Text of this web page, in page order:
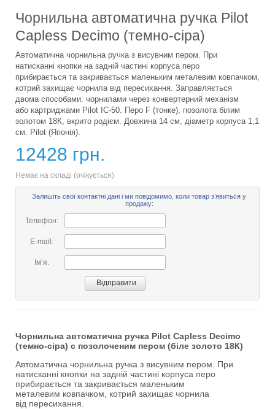
Чорнильна автоматична ручка Pilot
Capless Decimo (темно-сіра)
Автоматична чорнильна ручка з висувним пером. При
натисканні кнопки на задній частині корпуса перо
прибирається та закривається маленьким металевим ковпачком,
котрий захищає чорнила від пересихання. Заправляється
двома способами: чорнилами через конвертерний механізм
або картриджами Pilot IC-50. Перо F (тонке), позолота білим
золотом 18К, вкрито родієм. Довжина 14 см, діаметр корпуса 1,1
см. Pilot (Японія).
12428 грн.
Немає на складі (очікується)
Залишіть свої контактні дані і ми повідомимо, коли товар зʼявиться у
продажу:
Телефон:
E-mail:
Імʼя:
Чорнильна автоматична ручка Pilot Capless Decimo
(темно-сіра) с позолоченим пером (біле золото 18К)
Автоматична чорнильна ручка з висувним пером. При
натисканні кнопки на задній частині корпуса перо
прибирається та закривається маленьким
металевим ковпачком, котрий захищає чорнила
від пересихання.